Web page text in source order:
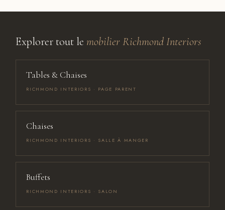
Explorer tout lemobilier Richmond Interiors
Tables & Chaises
RICHMOND INTERIORS · PAGE PARENT
Chaises
RICHMOND INTERIORS · SALLE À MANGER
Buffets
RICHMOND INTERIORS · SALON